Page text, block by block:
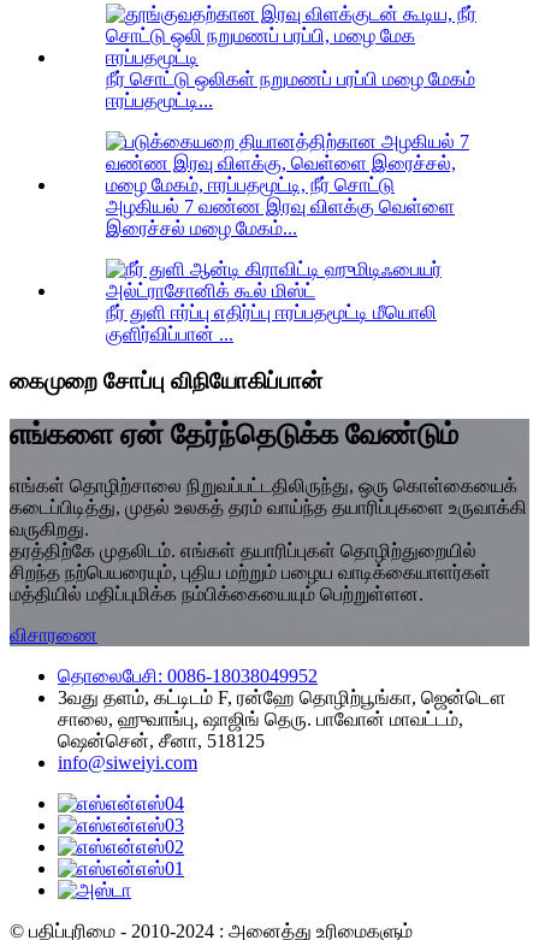
நீர் சொட்டு ஒலிகள் நறுமணப் பரப்பி மழை மேகம்
ஈரப்பதமூட்டி...
அழகியல் 7 வண்ண இரவு விளக்கு வெள்ளை
இரைச்சல் மழை மேகம்...
நீர் துளி ஈர்ப்பு எதிர்ப்பு ஈரப்பதமூட்டி மீயொலி
குளிர்விப்பான் ...
கைமுறை சோப்பு விநியோகிப்பான்
எங்களை ஏன் தேர்ந்தெடுக்க வேண்டும்
எங்கள் தொழிற்சாலை நிறுவப்பட்டதிலிருந்து, ஒரு கொள்கையைக்
கடைப்பிடித்து, முதல் உலகத் தரம் வாய்ந்த தயாரிப்புகளை உருவாக்கி
வருகிறது.
தரத்திற்கே முதலிடம். எங்கள் தயாரிப்புகள் தொழிற்துறையில்
சிறந்த நற்பெயரையும், புதிய மற்றும் பழைய வாடிக்கையாளர்கள்
மத்தியில் மதிப்புமிக்க நம்பிக்கையையும் பெற்றுள்ளன.
விசாரணை
தொலைபேசி: 0086-18038049952
3வது தளம், கட்டிடம் F, ரன்ஹே தொழிற்பூங்கா, ஜென்டௌ
சாலை, ஹுவாங்பு, ஷாஜிங் தெரு. பாவோன் மாவட்டம்,
ஷென்சென், சீனா, 518125
info@siweiyi.com
© பதிப்புரிமை - 2010-2024 : அனைத்து உரிமைகளும்